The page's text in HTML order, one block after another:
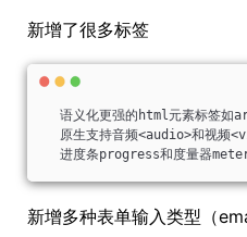
新增了很多标签
语义化更强的html元素标签
原生支持音频<audio>和视频
进度条progress和度量器
新增多种表单输入类型（